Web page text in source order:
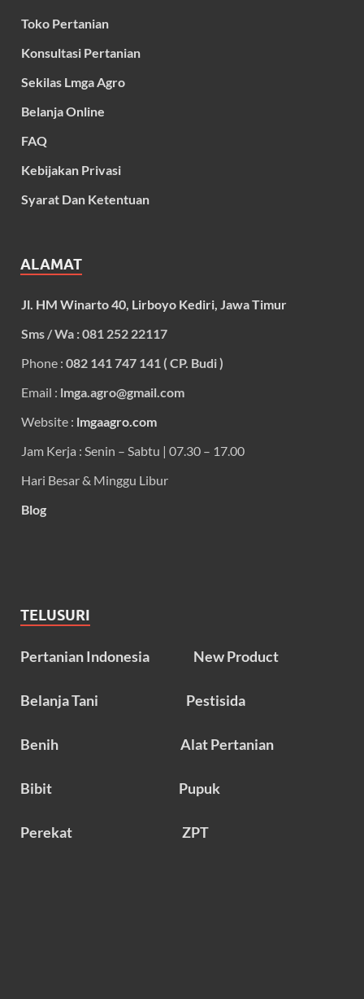
Toko Pertanian
Konsultasi Pertanian
Sekilas Lmga Agro
Belanja Online
FAQ
Kebijakan Privasi
Syarat Dan Ketentuan
ALAMAT
Jl. HM Winarto 40, Lirboyo Kediri, Jawa Timur
Sms / Wa : 081 252 22117
Phone : 082 141 747 141 ( CP. Budi )
Email : lmga.agro@gmail.com
Website : lmgaagro.com
Jam Kerja : Senin – Sabtu | 07.30 – 17.00
Hari Besar & Minggu Libur
Blog
TELUSURI
Pertanian Indonesia New Product
Belanja Tani Pestisida
Benih Alat Pertanian
Bibit Pupuk
Perekat ZPT